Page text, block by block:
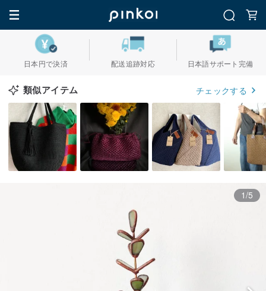
日本円で決済 配送追跡対応 日本語サポート完備
類似アイテム チェックする
1/5